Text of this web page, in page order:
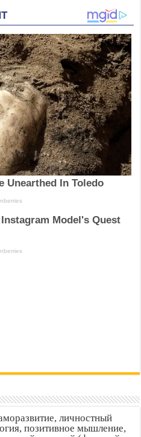
личностный
позитивное мышление,